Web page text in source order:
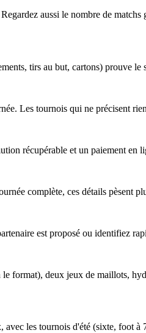
aussi le nombre de
tirs au but, cartons) prouve
Les tournois qui ne précisent
récupérable et un paiement en
complète, ces détails pèsent
est proposé ou identifiez
format), deux jeux de maillots,
les tournois d'été (sixte, foot